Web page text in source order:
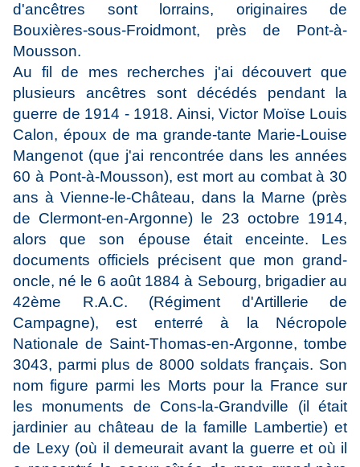
d'ancêtres sont lorrains, originaires de
Bouxières-sous-Froidmont, près de Pont-à-
Mousson.
Au fil de mes recherches j'ai découvert que
plusieurs ancêtres sont décédés pendant la
guerre de 1914 - 1918. Ainsi, Victor Moïse Louis
Calon, époux de ma grande-tante Marie-Louise
Mangenot (que j'ai rencontrée dans les années
60 à Pont-à-Mousson), est mort au combat à 30
ans à Vienne-le-Château, dans la Marne (près
de Clermont-en-Argonne) le 23 octobre 1914,
alors que son épouse était enceinte. Les
documents officiels précisent que mon grand-
oncle, né le 6 août 1884 à Sebourg, brigadier au
42ème R.A.C. (Régiment d'Artillerie de
Campagne), est enterré à la Nécropole
Nationale de Saint-Thomas-en-Argonne, tombe
3043, parmi plus de 8000 soldats français. Son
nom figure parmi les Morts pour la France sur
les monuments de Cons-la-Grandville (il était
jardinier au château de la famille Lambertie) et
de Lexy (où il demeurait avant la guerre et où il